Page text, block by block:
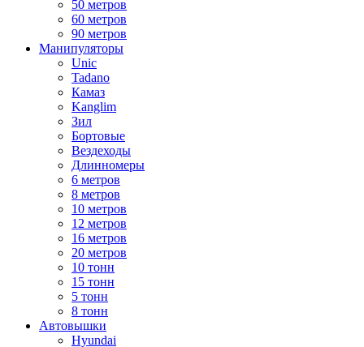
50 метров
60 метров
90 метров
Манипуляторы
Unic
Tadano
Камаз
Kanglim
Зил
Бортовые
Вездеходы
Длинномеры
6 метров
8 метров
10 метров
12 метров
16 метров
20 метров
10 тонн
15 тонн
5 тонн
8 тонн
Автовышки
Hyundai